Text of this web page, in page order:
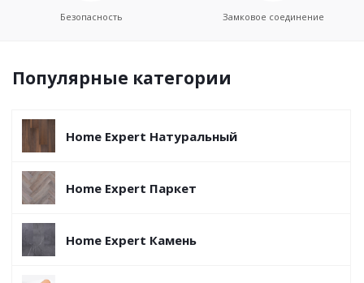
Безопасность Замковое соединение
Популярные категории
Home Expert Натуральный
Home Expert Паркет
Home Expert Камень